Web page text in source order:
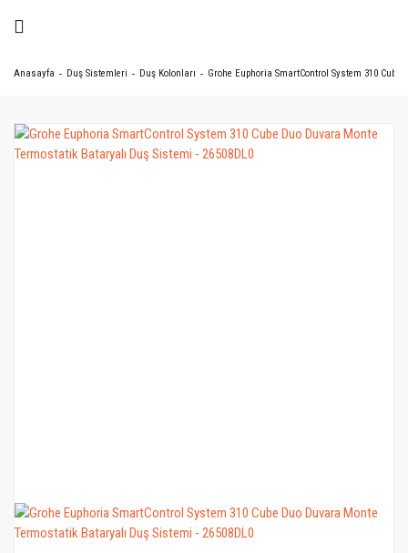
Anasayfa Duş Sistemleri Duş Kolonları Grohe Euphoria SmartControl System 310